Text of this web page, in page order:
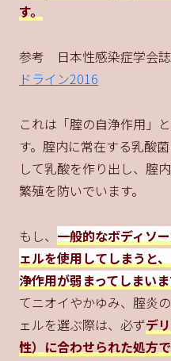
す。
参考 日本性感染症学会
ドライン2016
これは「腟の自浄作用」
す。腟内に常在する乳酸
して乳酸を作り出し、腟
繁殖を防いでいます。
もし、 一般的なボディソ
ェルを使用してしまうと
浄作用が弱まってしまいま
てニオイやかゆみ、腟炎
ェルを選ぶ際は、必ずデ
性）に合わせられた処方